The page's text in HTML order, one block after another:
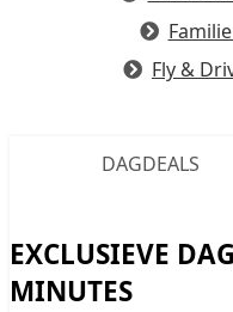
Fly &
DAGDEALS
EXCLUSIEVE
MINUTES